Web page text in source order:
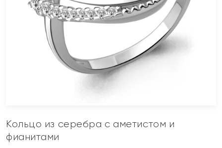
Кольцо из серебра с аметистом и
фианитами